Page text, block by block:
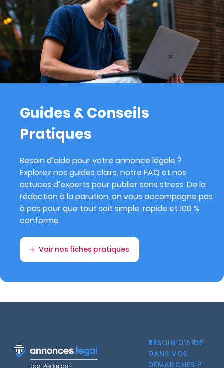
Guides & Conseils
Pratiques
Besoin d’aide pour votre annonce légale ?
Explorez nos guides clairs, notre FAQ et nos
astuces d’experts pour publier sans stress. De la
rédaction à la parution, on vous accompagne pas
à pas pour que tout soit simple, rapide et 100 %
conforme.
Voir nos fiches pratiques
BESOIN D'AIDE
DANS VOS
DÉMARCHES ?